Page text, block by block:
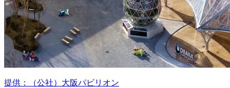
提供：（公社）大阪パビリオン